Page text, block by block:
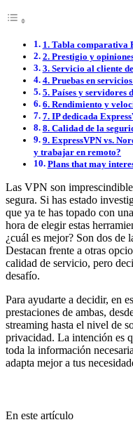
1. Tabla comparativa
2. Prestigio y
3. Servicio al cliente
4. Pruebas en
5. Países y servidores
6. Rendimiento y
7. IP dedicada
8. Calidad de la
9. ExpressVPN vs.
y trabajar en remoto?
Plans that may
Las VPN son
segura. Si has estado
que ya te has topado con
hora de elegir estas
¿cuál es mejor? Son dos de
Destacan frente a otras
calidad de servicio, pero
desafío.
Para ayudarte a decidir, en
prestaciones de ambas,
streaming hasta el nivel de
privacidad. La intención es
toda la información
adapta mejor a tus
En este artículo